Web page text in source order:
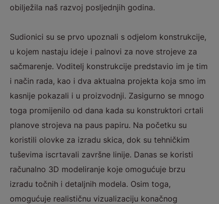
obilježila naš razvoj posljednjih godina.
Sudionici su se prvo upoznali s odjelom konstrukcije,
u kojem nastaju ideje i palnovi za nove strojeve za
sačmarenje. Voditelj konstrukcije predstavio im je tim
i način rada, kao i dva aktualna projekta koja smo im
kasnije pokazali i u proizvodnji. Zasigurno se mnogo
toga promijenilo od dana kada su konstruktori crtali
planove strojeva na paus papiru. Na početku su
koristili olovke za izradu skica, dok su tehničkim
tuševima iscrtavali završne linije. Danas se koristi
računalno 3D modeliranje koje omogućuje brzu
izradu točnih i detaljnih modela. Osim toga,
omogućuje realističnu vizualizaciju konačnog